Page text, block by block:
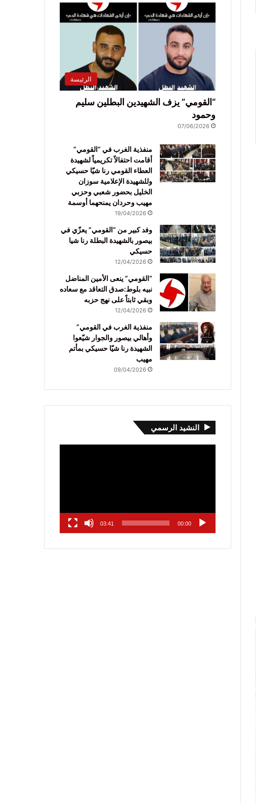
الرئيسة
“القومي” يزف الشهيدين البطلين سليم
وحمود
07/06/2026
منفذية الغرب في “القومي”
أقامت احتفالاً تكريمياً لشهيدة
العطاء القومي رنا شيّا حسيكي
وللشهيدة الإعلامية سوزان
الخليل بحضور شعبي وحزبي
مهيب وحردان يمنحهما أوسمة
19/04/2026
وفد كبير من “القومي” يعزّي في
بيصور بالشهيدة البطلة رنا شيا
حسيكي
12/04/2026
“القومي” ينعى الأمين المناضل
نبيه بلوط:صدق التعاقد مع سعاده
وبقي ثابتاً على نهج حزبه
12/04/2026
منفذية الغرب في القومي”
وأهالي بيصور والجوار شيّعوا
الشهيدة رنا شيّا حسيكي بمأتم
مهيب
09/04/2026
النشيد الرسمي
00:00
03:41